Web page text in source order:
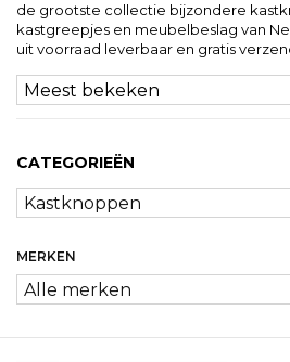
de grootste collectie bijzondere
kastgreepjes en meubelbeslag van
uit voorraad leverbaar en gratis
CATEGORIEËN
MERKEN